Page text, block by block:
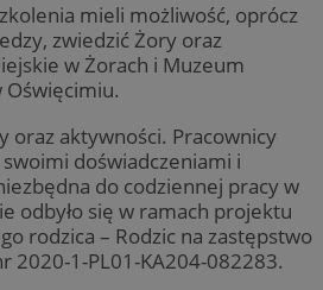
mieli możliwość, oprócz
zwiedzić Żory oraz
w Żorach i Muzeum
oraz aktywności. Pracownicy
doświadczeniami i
do codziennej pracy w
odbyło się w ramach projektu
rodzica – Rodzic na zastępstwo
2020-1-PL01-KA204-082283.